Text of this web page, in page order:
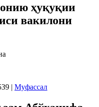
ҳуқуқии
вакилони
| Муфассал